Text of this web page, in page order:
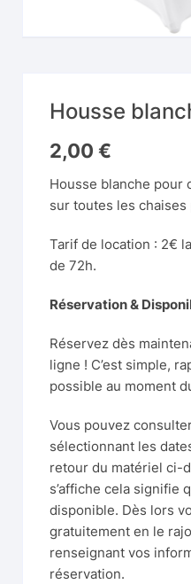
Housse
2,00 €
Housse blanche pour
sur toutes les
Tarif de location : 2€
de 72h.
Réservation &
Réservez dès
ligne ! C’est simple,
possible au moment
Vous pouvez
sélectionnant les
retour du matériel ci-
s’affiche cela signifie
disponible. Dès lors
gratuitement en le
renseignant vos
réservation.